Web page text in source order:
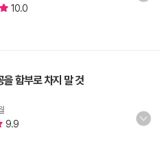
10.0
함부로 차지 말 것
9.9